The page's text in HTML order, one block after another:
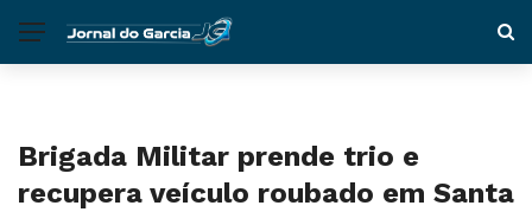
Brigada Militar prende trio e
recupera veículo roubado em Santa